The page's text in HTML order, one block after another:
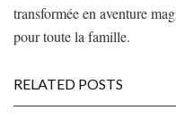
transformée en aventure
pour toute la famille.
RELATED POSTS